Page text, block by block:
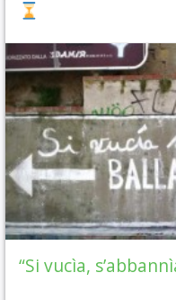
“Si vucìa,